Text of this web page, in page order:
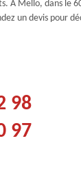
À Mello, dans le
un devis pour
98
97